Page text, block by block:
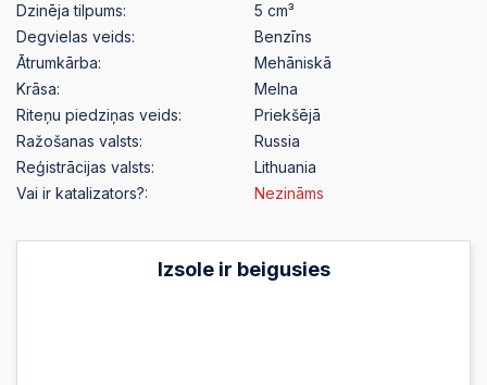
Dzinēja tilpums:
5 cm³
Degvielas veids:
Benzīns
Ātrumkārba:
Mehāniskā
Krāsa:
Melna
Riteņu piedziņas veids:
Priekšējā
Ražošanas valsts:
Russia
Reģistrācijas valsts:
Lithuania
Vai ir katalizators?:
Nezināms
Izsole ir beigusies